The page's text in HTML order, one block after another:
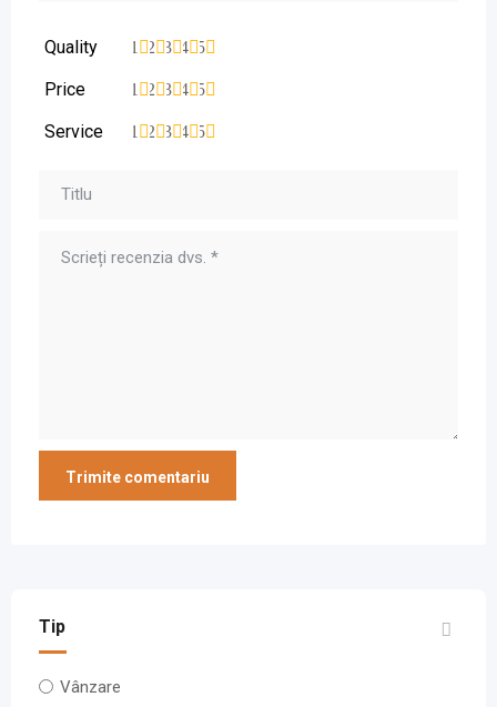
Quality 5
4
3
2
1
Price 5
4
3
2
1
Service 5
4
3
2
1
Tip
Vânzare